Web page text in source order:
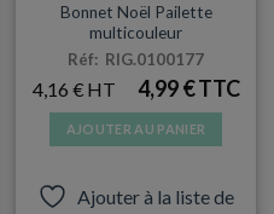
Bonnet Noël Pailette
multicouleur
Réf: RIG.0100177
4,16 € 4,99€
AJOUTER AU PANIER
Ajouter à la liste de